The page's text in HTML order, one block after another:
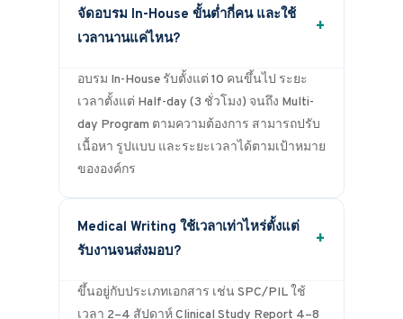
จัดอบรม In-House ขั้นต่ำกี่คน และใช้
เวลานานแค่ไหน?
+
อบรม In-House รับตั้งแต่ 10 คนขึ้นไป ระยะ
เวลาตั้งแต่ Half-day (3 ชั่วโมง) จนถึง Multi-
day Program ตามความต้องการ สามารถปรับ
เนื้อหา รูปแบบ และระยะเวลาได้ตามเป้าหมาย
ขององค์กร
Medical Writing ใช้เวลาเท่าไหร่ตั้งแต่
รับงานจนส่งมอบ?
+
ขึ้นอยู่กับประเภทเอกสาร เช่น SPC/PIL ใช้
เวลา 2–4 สัปดาห์ Clinical Study Report 4–8